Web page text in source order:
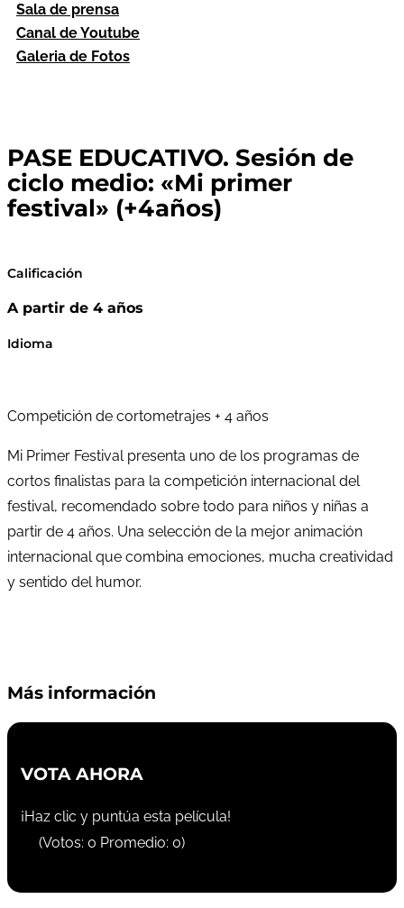
Sala de prensa
Canal de Youtube
Galeria de Fotos
PASE EDUCATIVO. Sesión de
ciclo medio: «Mi primer
festival» (+4años)
Calificación
A partir de 4 años
Idioma
Competición de cortometrajes + 4 años
Mi Primer Festival presenta uno de los programas de
cortos finalistas para la competición internacional del
festival, recomendado sobre todo para niños y niñas a
partir de 4 años. Una selección de la mejor animación
internacional que combina emociones, mucha creatividad
y sentido del humor.
Más información
VOTA AHORA
¡Haz clic y puntúa esta película!
(Votos: 0 Promedio: 0)